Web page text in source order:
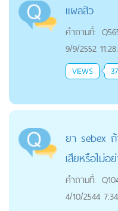
แผลสิว
คำถามที่:
9/9/2552
VIEWS
ยา sebex
เสียหรือไม่อ
คำถามที่:
4/10/2544